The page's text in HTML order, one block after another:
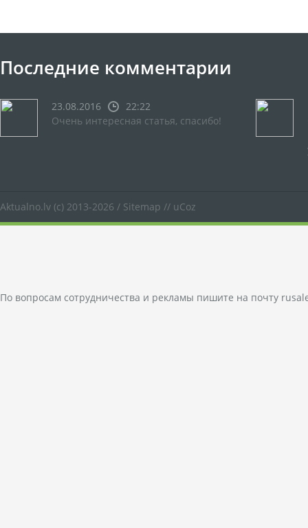
Последние комментарии
23.08.2016
22:22
Очень интересная статья, спасибо!
Aktualno.lv (c) 2013-2026 / Sitemap // uCoz
По вопросам сотрудничества и рекламы пишите на почту